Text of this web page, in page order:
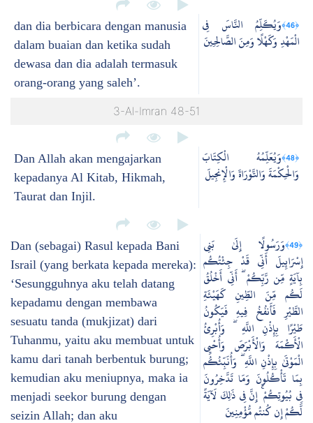
dan dia berbicara dengan manusia
dalam buaian dan ketika sudah
dewasa dan dia adalah termasuk
orang-orang yang saleh’.
﴿46﴾
وَيُكَلِّمُ النَّاسَ فِي
الْمَهْدِ وَكَهْلًا وَمِنَ الصَّالِحِينَ
3-Al-Imran 48-51
Dan Allah akan mengajarkan
kepadanya Al Kitab, Hikmah,
Taurat dan Injil.
﴿48﴾
وَيُعَلِّمُهُ الْكِتَابَ
وَالْحِكْمَةَ وَالتَّوْرَاةَ وَالْإِنجِيلَ
Dan (sebagai) Rasul kepada Bani
Israil (yang berkata kepada mereka):
‘Sesungguhnya aku telah datang
kepadamu dengan membawa
sesuatu tanda (mukjizat) dari
Tuhanmu, yaitu aku membuat untuk
kamu dari tanah berbentuk burung;
kemudian aku meniupnya, maka ia
menjadi seekor burung dengan
seizin Allah; dan aku
﴿49﴾
وَرَسُولًا إِلَىٰ بَنِي
إِسْرَائِيلَ أَنِّي قَدْ جِئْتُكُم
بِآيَةٍ مِّن رَّبِّكُمْ ۖ أَنِّي أَخْلُقُ
لَكُم مِّنَ الطِّينِ كَهَيْئَةِ
الطَّيْرِ فَأَنفُخُ فِيهِ فَيَكُونُ
طَيْرًا بِإِذْنِ اللَّهِ ۖ وَأُبْرِئُ
الْأَكْمَهَ وَالْأَبْرَصَ وَأُحْيِي
الْمَوْتَىٰ بِإِذْنِ اللَّهِ ۖ وَأُنَبِّئُكُم
بِمَا تَأْكُلُونَ وَمَا تَدَّخِرُونَ
فِي بُيُوتِكُمْ ۚ إِنَّ فِي ذَٰلِكَ لَآيَةً
لَّكُمْ إِن كُنتُم مُّؤْمِنِينَ